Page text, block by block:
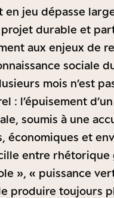
jeu dépasse
projet durable et
aux enjeux de
sociale
mois n’est
: l’épuisement
soumis à une
et
entre
», « puissance
produire toujours